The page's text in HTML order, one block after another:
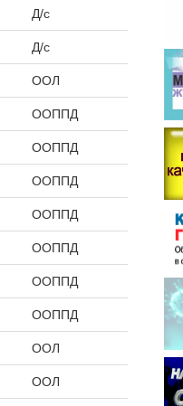
Д/с
Д/с
ООЛ
ООППД
ООППД
ООППД
ООППД
ООППД
ООППД
ООППД
ООЛ
ООЛ